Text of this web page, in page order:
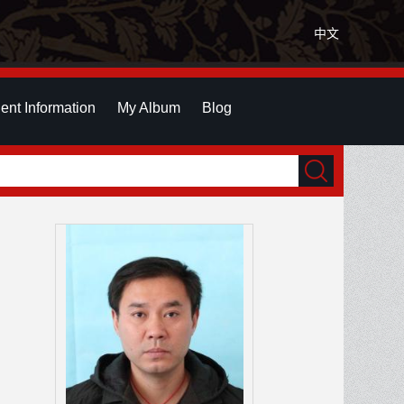
中文
Information My Album Blog